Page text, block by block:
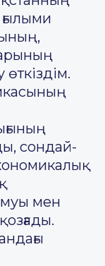
сондай-
мен